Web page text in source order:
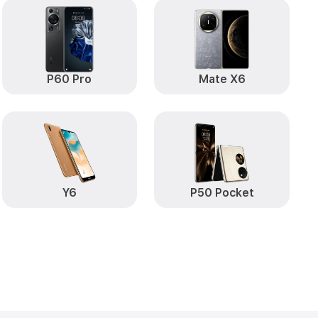
Заказать
Заказать
Заказать
Заказать
Pro Huawei Заказать
P60 Pro Mate X6
Y6 P50 Pocket